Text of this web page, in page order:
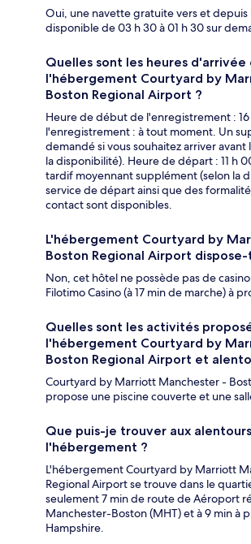
Oui, une navette gratuite vers et
disponible de 03 h 30 à 01 h 30 sur
Quelles sont les heures
l'hébergement Courtyard by
Boston Regional Airport ?
Heure de début de l'enregistrement :
l'enregistrement : à tout moment. Un
demandé si vous souhaitez arriver avant
la disponibilité). Heure de départ : 11 h
tardif moyennant supplément (selon la
service de départ ainsi que des
contact sont disponibles.
L'hébergement Courtyard by
Boston Regional Airport
Non, cet hôtel ne possède pas de
Filotimo Casino (à 17 min de marche) à
Quelles sont les activités
l'hébergement Courtyard by
Boston Regional Airport et
Courtyard by Marriott Manchester -
propose une piscine couverte et une
Que puis-je trouver aux
l'hébergement ?
L'hébergement Courtyard by Marriott
Regional Airport se trouve dans le
seulement 7 min de route de Aéroport
Manchester-Boston (MHT) et à 9 min à
Hampshire.